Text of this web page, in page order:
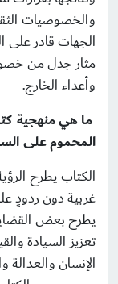
والخصوصيات
الجهات قادر
مثار جدل من
وأعداء الخارج.
ما هي منهجية
المحموم على
الكتاب يطرح
غربية دون ردودٍ
يطرح بعض
تعزيز السيادة
الإنسان